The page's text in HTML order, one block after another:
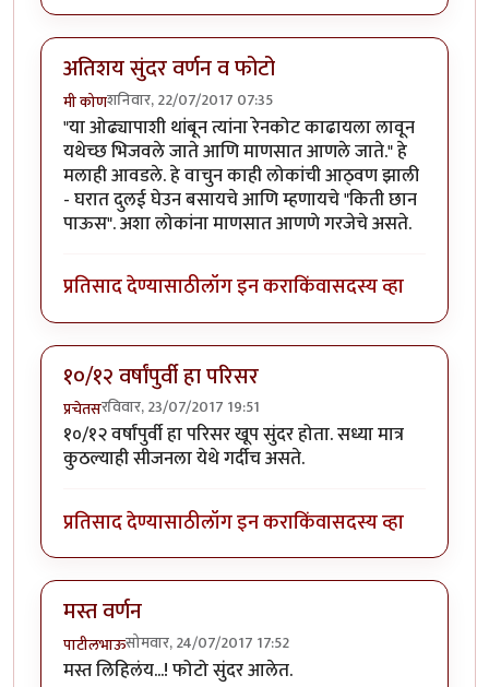
अतिशय सुंदर वर्णन व फोटो
मी कोणशनिवार, 22/07/2017 07:35
"या ओढ्यापाशी थांबून त्यांना रेनकोट काढायला लावून
यथेच्छ भिजवले जाते आणि माणसात आणले जाते." हे
मलाही आवडले. हे वाचुन काही लोकांची आठ्वण झाली
- घरात दुलई घेउन बसायचे आणि म्हणायचे "किती छान
पाऊस". अशा लोकांना माणसात आणणे गरजेचे असते.
प्रतिसाद देण्यासाठीलॉग इन कराकिंवासदस्य व्हा
१०/१२ वर्षांपुर्वी हा परिसर
प्रचेतसरविवार, 23/07/2017 19:51
१०/१२ वर्षांपुर्वी हा परिसर खूप सुंदर होता. सध्या मात्र
कुठल्याही सीजनला येथे गर्दीच असते.
प्रतिसाद देण्यासाठीलॉग इन कराकिंवासदस्य व्हा
मस्त वर्णन
पाटीलभाऊसोमवार, 24/07/2017 17:52
मस्त लिहिलंय...! फोटो सुंदर आलेत.